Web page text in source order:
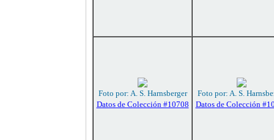
Foto por: A. S. Harnsberger
Datos de Colección #10708
Foto por: A. S.
Datos de Colección